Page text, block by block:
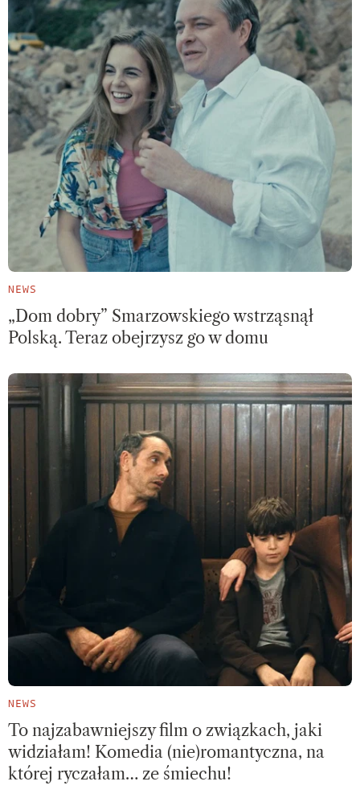
NEWS
„Dom dobry” Smarzowskiego wstrząsnął
Polską. Teraz obejrzysz go w domu
NEWS
To najzabawniejszy film o związkach, jaki
widziałam! Komedia (nie)romantyczna, na
której ryczałam… ze śmiechu!